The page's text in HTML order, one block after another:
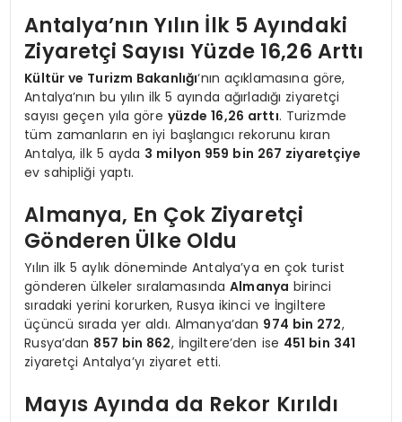
Antalya’nın Yılın İlk 5 Ayındaki
Ziyaretçi Sayısı Yüzde 16,26 Arttı
Kültür ve Turizm Bakanlığı‘nın açıklamasına göre,
Antalya’nın bu yılın ilk 5 ayında ağırladığı ziyaretçi
sayısı geçen yıla göre yüzde 16,26 arttı. Turizmde
tüm zamanların en iyi başlangıcı rekorunu kıran
Antalya, ilk 5 ayda 3 milyon 959 bin 267 ziyaretçiye
ev sahipliği yaptı.
Almanya, En Çok Ziyaretçi
Gönderen Ülke Oldu
Yılın ilk 5 aylık döneminde Antalya’ya en çok turist
gönderen ülkeler sıralamasındaAlmanya birinci
sıradaki yerini korurken, Rusya ikinci ve İngiltere
üçüncü sırada yer aldı. Almanya’dan 974 bin 272,
Rusya’dan 857 bin 862, İngiltere’den ise 451 bin 341
ziyaretçi Antalya’yı ziyaret etti.
Mayıs Ayında da Rekor Kırıldı